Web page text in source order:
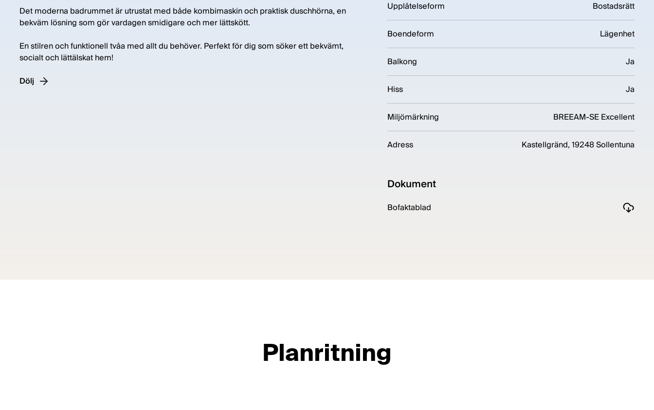
Det moderna badrummet är utrustat med både kombimaskin och praktisk duschhörna, en
bekväm lösning som gör vardagen smidigare och mer lättskött.
En stilren och funktionell tvåa med allt du behöver. Perfekt för dig som söker ett bekvämt,
socialt och lättälskat hem!
Dölj
Upplåtelseform Bostadsrätt
Boendeform Lägenhet
Balkong Ja
Hiss Ja
Miljömärkning BREEAM-SE Excellent
Adress Kastellgränd, 19248 Sollentuna
Dokument
Bofaktablad
Planritning